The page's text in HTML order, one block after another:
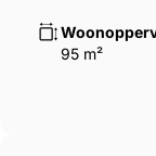
Erdősmárok
95 m²